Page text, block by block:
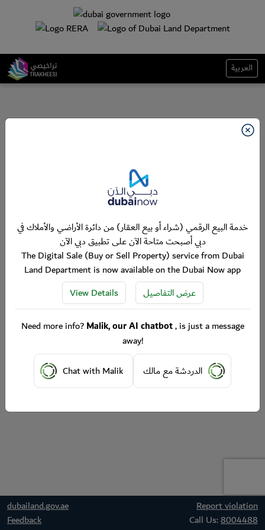
العربية
dubailand.gov.ae
Report violation
Feedback
Call Us:8004488
خدمة البيع الرقمي (شراء أو بيع العقار) من دائرة الأراضي والأملاك في
دبي أصبحت متاحة الآن على تطبيق دبي الآن
The Digital Sale (Buy or Sell Property) service from Dubai
Land Department is now available on the Dubai Now app
View Details
عرض التفاصيل
Need more info?Malik, our AI chatbot, is just a message
away!
Chat with Malik
الدردشة مع مالك